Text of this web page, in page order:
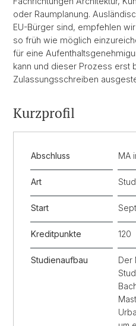
oder Raumplanung.
EU-Bürger sind, empfehlen
so früh wie möglich
für eine
kann und dieser Prozess erst
Zulassungsschreiben
Kurzprofil
Abschluss MA
Art
Start
Kreditpunkte 120
Studienaufbau
Der